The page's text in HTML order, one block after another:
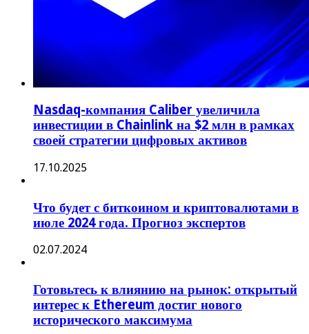
Nasdaq-компания Caliber увеличила
инвестиции в Chainlink на $2 млн в рамках
своей стратегии цифровых активов
17.10.2025
Что будет с биткоином и криптовалютами в
июле 2024 года. Прогноз экспертов
02.07.2024
Готовьтесь к влиянию на рынок: открытый
интерес к Ethereum достиг нового
исторического максимума